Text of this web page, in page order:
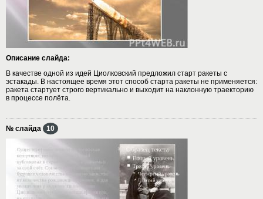
Описание слайда:
В качестве одной из идей Циолковский предложил старт ракеты с
эстакады. В настоящее время этот способ старта ракеты не применяется:
ракета стартует строго вертикально и выходит на наклонную траекторию
в процессе полёта.
№ слайда 10